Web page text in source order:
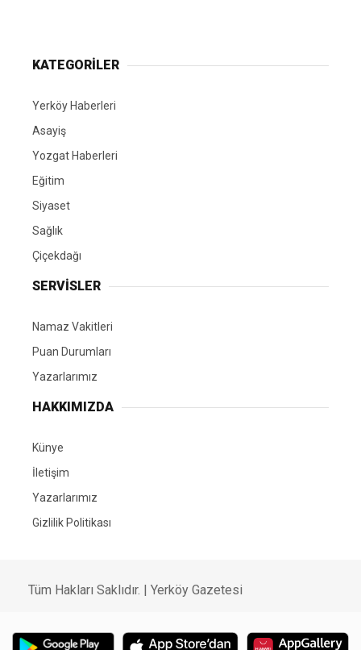
KATEGORİLER
Yerköy Haberleri
Asayiş
Yozgat Haberleri
Eğitim
Siyaset
Sağlık
Çiçekdağı
SERVİSLER
Namaz Vakitleri
Puan Durumları
Yazarlarımız
HAKKIMIZDA
Künye
İletişim
Yazarlarımız
Gizlilik Politikası
Tüm Hakları Saklıdır. | Yerköy Gazetesi